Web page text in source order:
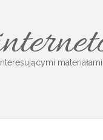
materiałami